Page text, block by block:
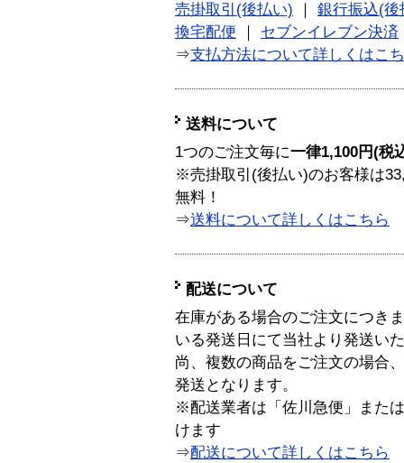
売掛取引(後払い)
銀行振込(後
換宅配便
セブンイレブン決済
⇒支払方法について詳しくはこ
送料について
1つのご注文毎に一律1,100円(税
※売掛取引(後払い)のお客様は
無料！
⇒送料について詳しくはこちら
配送について
在庫がある場合のご注文につき
いる発送日にて当社より発送い
尚、複数の商品をご注文の場合
発送となります。
※配送業者は「佐川急便」また
けます
⇒配送について詳しくはこちら